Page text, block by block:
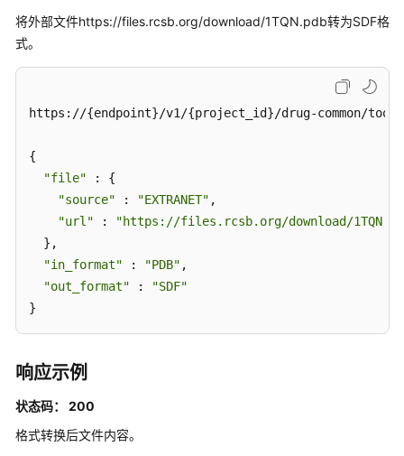
袋
测
配
转
换
生
作
2D
图
将外部文件https://files.rcsb.org/download/1TQN.pdb转为SDF格
式。
https://{endpoint}/v1/{project_id}/drug-common/
{
"file" : {
"source" : "EXTRANET" ,
"url" :
"https://files.rcsb.org/download/
  },
"in_format" : "PDB" ,
"out_format" :
"SDF"
}
响应示例
状态码： 200
格式转换后文件内容。